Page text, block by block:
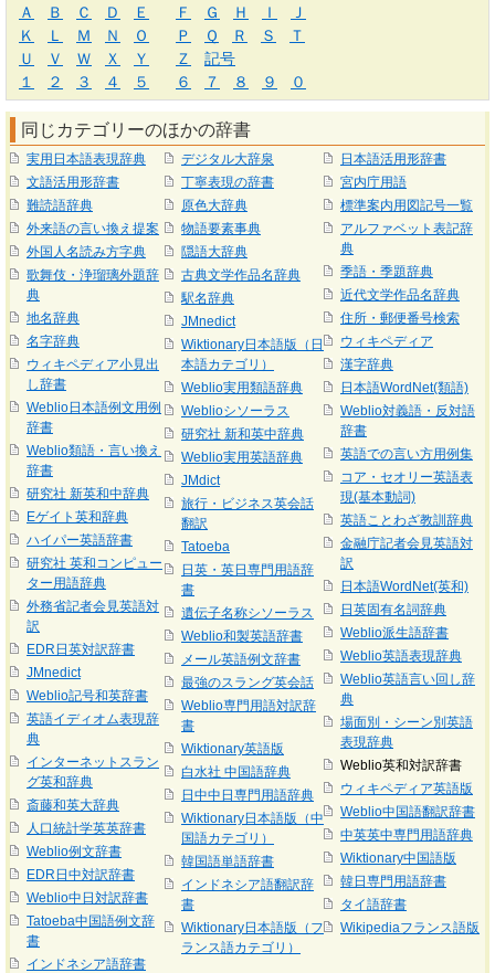
Ａ Ｂ Ｃ Ｄ Ｅ Ｆ Ｇ Ｈ Ｉ
Ｊ
Ｋ
Ｌ Ｍ Ｎ Ｏ Ｐ Ｑ Ｒ Ｓ
Ｔ
Ｕ
Ｖ Ｗ Ｘ Ｙ Ｚ
記号
１
２ ３ ４ ５ ６ ７ ８ ９ ０
同じカテゴリーのほかの辞書
実用日本語表現辞典
文語活用形辞書
難読語辞典
外来語の言い換え提案
外国人名読み方字典
歌舞伎・浄瑠璃外題辞
典
地名辞典
名字辞典
ウィキペディア小見出
し辞書
Weblio日本語例文用例
辞書
Weblio類語・言い換え
辞書
研究社 新英和中辞典
Eゲイト英和辞典
ハイパー英語辞書
研究社 英和コンピュー
ター用語辞典
外務省記者会見英語対
訳
EDR日英対訳辞書
JMnedict
Weblio記号和英辞書
英語イディオム表現辞
典
インターネットスラン
グ英和辞典
斎藤和英大辞典
人口統計学英英辞書
Weblio例文辞書
EDR日中対訳辞書
Weblio中日対訳辞書
Tatoeba中国語例文辞
書
インドネシア語辞書
デジタル大辞泉
丁寧表現の辞書
原色大辞典
物語要素事典
隠語大辞典
古典文学作品名辞典
駅名辞典
JMnedict
Wiktionary日本語版（日
本語カテゴリ）
Weblio実用類語辞典
Weblioシソーラス
研究社 新和英中辞典
Weblio実用英語辞典
JMdict
旅行・ビジネス英会話
翻訳
Tatoeba
日英・英日専門用語辞
書
遺伝子名称シソーラス
Weblio和製英語辞書
メール英語例文辞書
最強のスラング英会話
Weblio専門用語対訳辞
書
Wiktionary英語版
白水社 中国語辞典
日中中日専門用語辞典
Wiktionary日本語版（中
国語カテゴリ）
韓国語単語辞書
インドネシア語翻訳辞
書
Wiktionary日本語版（フ
ランス語カテゴリ）
日本語活用形辞書
宮内庁用語
標準案内用図記号一覧
アルファベット表記辞
典
季語・季題辞典
近代文学作品名辞典
住所・郵便番号検索
ウィキペディア
漢字辞典
日本語WordNet(類語)
Weblio対義語・反対語
辞書
英語での言い方用例集
コア・セオリー英語表
現(基本動詞)
英語ことわざ教訓辞典
金融庁記者会見英語対
訳
日本語WordNet(英和)
日英固有名詞辞典
Weblio派生語辞書
Weblio英語表現辞典
Weblio英語言い回し辞
典
場面別・シーン別英語
表現辞典
Weblio英和対訳辞書
ウィキペディア英語版
Weblio中国語翻訳辞書
中英英中専門用語辞典
Wiktionary中国語版
韓日専門用語辞書
タイ語辞書
Wikipediaフランス語版